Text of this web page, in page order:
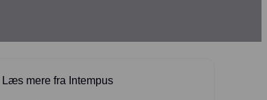
Læs mere fra Intempus